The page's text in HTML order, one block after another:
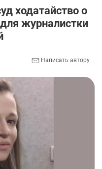
ходатайство о
журналистки
Написать автору